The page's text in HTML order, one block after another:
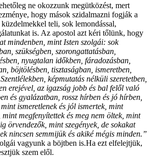
ne okozzunk megütközést, mert
hogy mások szidalmazni fogják a
teli, sok lemondással,
is. Az apostol azt kéri tőlünk, hogy
mindenben, mint Isten szolgái: sok
szükségben, szorongattatásban,
nyugtalan időkben, fáradozásban,
böjtölésben, tisztaságban, ismeretben,
képmutatás nélküli szeretetben,
erejével, az igazság jobb és bal felől való
és gyalázatban, rossz hírben és jó hírben,
ismeretlenek és jól ismertek, mint
megfenyítettek és meg nem öltek, mint
örvendezők, mint szegények, de sokakat
nincsen semmijük és akiké mégis minden.”
vagyunk a böjtben is.Ha ezt elfelejtjük,
szem elől.